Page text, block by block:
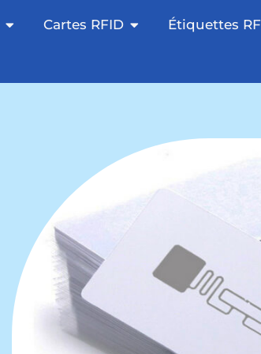
Otevřete NFC Tags
Cartes RFID Otevřete RFID
Étiquettes